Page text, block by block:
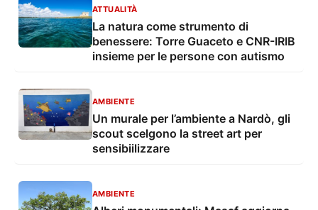
ATTUALITÀ
La natura come strumento di
benessere: Torre Guaceto e CNR-IRIB
insieme per le persone con autismo
AMBIENTE
Un murale per l’ambiente a Nardò, gli
scout scelgono la street art per
sensibiilizzare
AMBIENTE